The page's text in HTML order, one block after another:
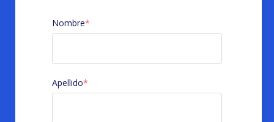
Nombre*
Apellido*